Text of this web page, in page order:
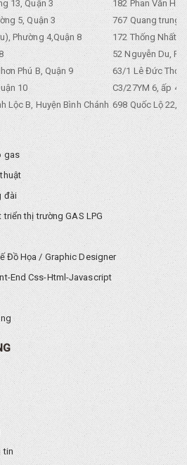
13, Quận 3
182 Phan Văn
5, Quận 3
767 Quang trung,
Phường 4,Quận 8
172 Thống Nhất.
52 Nguyễn Du,
Phú B, Quận 9
63/1 Lê Đức Thọ,
10
C3/27YM 6, ấp 4,
Lộc B, Huyện Bình Chánh 698 Quốc Lộ 22,
gas
đài
thị trường GAS LPG
Đồ Họa / Graphic Designer
End Css-Html-Javascript
tin